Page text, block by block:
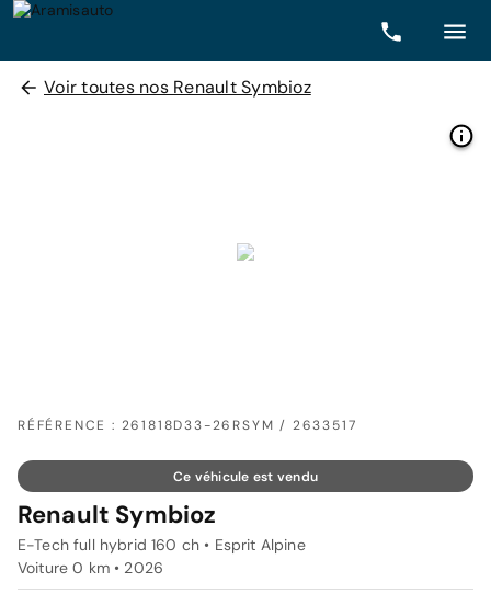
Voir toutes nos Renault Symbioz
RÉFÉRENCE : 261818D33-26RSYM / 2633517
Ce véhicule est vendu
Renault Symbioz
E-Tech full hybrid 160 ch • Esprit Alpine
Voiture 0 km • 2026